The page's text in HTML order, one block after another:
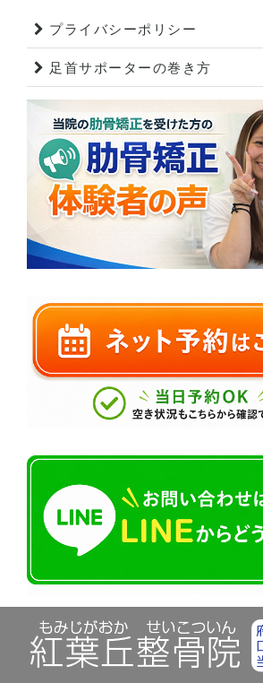
プライバシーポリシー
足首サポーターの巻き方